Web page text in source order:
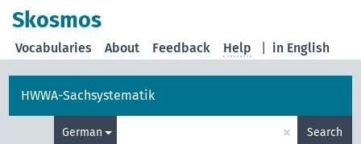
Skosmos
in English
Vocabularies About Feedback Help
HWWA-Sachsystematik
German × Search